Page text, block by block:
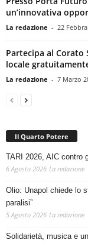
un’innovativa
La redazione - 22
Partecipa al Corato
locale
La redazione - 7 Marzo
Il Quarto Potere
TARI 2026, AIC contro
6 Agosto 2026 La redazione
Olio: Unapol chiede lo
paralisi”
5 Agosto 2026 La redazione
Solidarietà, musica e